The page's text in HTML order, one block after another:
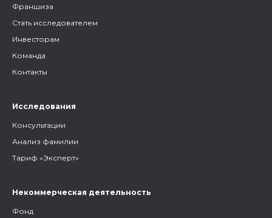
Франшиза
Стать исследователем
Инвесторам
Команда
Контакты
Исследования
Консультации
Анализ фамилии
Тариф «Эксперт»
Некоммерческая деятельность
Фонд